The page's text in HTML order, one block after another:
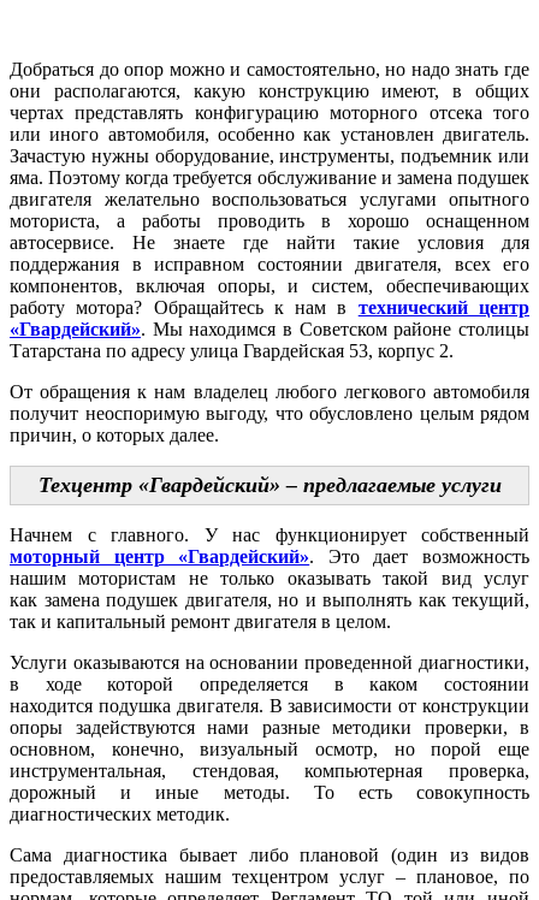
Добраться до опор можно и самостоятельно, но надо знать где
они располагаются, какую конструкцию имеют, в общих
чертах представлять конфигурацию моторного отсека того
или иного автомобиля, особенно как установлен двигатель.
Зачастую нужны оборудование, инструменты, подъемник или
яма. Поэтому когда требуется обслуживание и замена подушек
двигателя
желательно воспользоваться услугами опытного
моториста, а работы проводить в хорошо оснащенном
автосервисе. Не знаете где найти такие условия для
поддержания в исправном состоянии двигателя, всех его
компонентов, включая опоры, и систем, обеспечивающих
работу мотора? Обращайтесь к нам в технический центр
«Гвардейский». Мы находимся в Советском районе столицы
Татарстана по адресу улица Гвардейская 53, корпус 2.
От обращения к нам владелец любого легкового автомобиля
получит неоспоримую выгоду, что обусловлено целым рядом
причин, о которых далее.
Техцентр «Гвардейский» – предлагаемые услуги
Начнем с главного. У нас функционирует собственный
моторный центр «Гвардейский». Это дает возможность
нашим мотористам не только оказывать такой вид услуг
как замена подушек двигателя, но и выполнять как текущий,
так и капитальный ремонт двигателя в целом.
Услуги оказываются на основании проведенной диагностики,
в ходе которой определяется в каком состоянии
находится подушка двигателя. В зависимости от конструкции
опоры задействуются нами разные методики проверки, в
основном, конечно, визуальный осмотр, но порой еще
инструментальная, стендовая, компьютерная проверка,
дорожный и иные методы. То есть совокупность
диагностических методик.
Сама диагностика бывает либо плановой (один из видов
предоставляемых нашим техцентром услуг – плановое, по